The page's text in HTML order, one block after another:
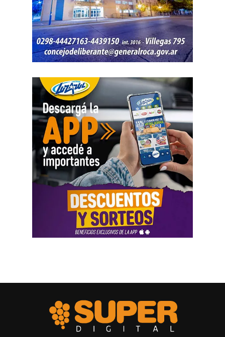
Mientras la reforma laboral ataca una de las conquistas
fundacionales como la jornada de 8 horas, instalando un
banco de horas flexible, que borra los límites entre lo
personal y lo laboral, debemos recurrir a varios empleos
para poder sostener la vida», dijo Chevalier y subrayó
asimétrica sobre las mujeres, provoca una crisis sobre los
cuidados y desorganiza los hogares».
Al abordar la persecución política a sindicalistas y
sindicatos, Biró sostuvo que «el Estado me ha iniciado
una persecución mediática, gremial, jurídica y personal
por ser el secretario general de la Asociación de Pilotos.
Se trata de una campaña abierta y pública de difamación
llevada adelante por funcionarios del gobierno, utilizando
la aplicación Mi Argentina o las carteleras de las
estaciones terminales. Usaron todos los recursos del
Estado. Me imputaron delitos penales, me hicieron saber
que perseguían a mi familia, a mi mujer y a mis hijas, y
tuve que presentar un habeas corpus preventivo».
sindicales como las que hicieron a los compañeros de La
Aeronáutico o las acciones judiciales contra 170
trabajadores del subte».